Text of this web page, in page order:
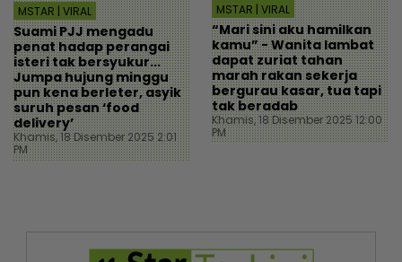
MSTAR | VIRAL
Suami PJJ mengadu
penat hadap perangai
isteri tak bersyukur...
Jumpa hujung minggu
pun kena berleter, asyik
suruh pesan ‘food
delivery’
Khamis, 18 Disember 2025 2:01
PM
MSTAR | VIRAL
“Mari sini aku hamilkan
kamu” - Wanita lambat
dapat zuriat tahan
marah rakan sekerja
bergurau kasar, tua tapi
tak beradab
Khamis, 18 Disember 2025 12:00
PM